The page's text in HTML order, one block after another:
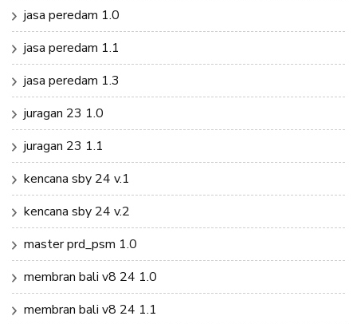
jasa peredam 1.0
jasa peredam 1.1
jasa peredam 1.3
juragan 23 1.0
juragan 23 1.1
kencana sby 24 v.1
kencana sby 24 v.2
master prd_psm 1.0
membran bali v8 24 1.0
membran bali v8 24 1.1